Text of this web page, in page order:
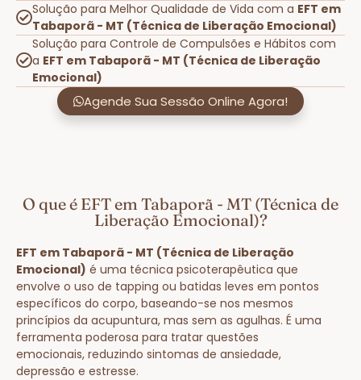
Solução para Melhor Qualidade de Vida com a EFT em
Tabaporã - MT (Técnica de Liberação Emocional)
Solução para Controle de Compulsões e Hábitos com
a EFT em Tabaporã - MT (Técnica de Liberação
Emocional)
Agende Sua Sessão Online Agora!
O que é EFT em Tabaporã - MT (Técnica de
Liberação Emocional)?
EFT em Tabaporã - MT (Técnica de Liberação
Emocional) é uma técnica psicoterapêutica que
envolve o uso de tapping ou batidas leves em pontos
específicos do corpo, baseando-se nos mesmos
princípios da acupuntura, mas sem as agulhas. É uma
ferramenta poderosa para tratar questões
emocionais, reduzindo sintomas de ansiedade,
depressão e estresse.